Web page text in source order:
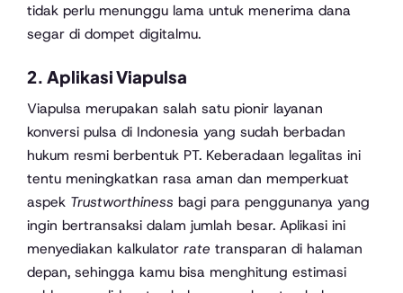
tidak perlu menunggu lama untuk menerima dana
segar di dompet digitalmu.
2. Aplikasi Viapulsa
Viapulsa merupakan salah satu pionir layanan
konversi pulsa di Indonesia yang sudah berbadan
hukum resmi berbentuk PT. Keberadaan legalitas ini
tentu meningkatkan rasa aman dan memperkuat
aspek Trustworthiness bagi para penggunanya yang
ingin bertransaksi dalam jumlah besar. Aplikasi ini
menyediakan kalkulator rate transparan di halaman
depan, sehingga kamu bisa menghitung estimasi